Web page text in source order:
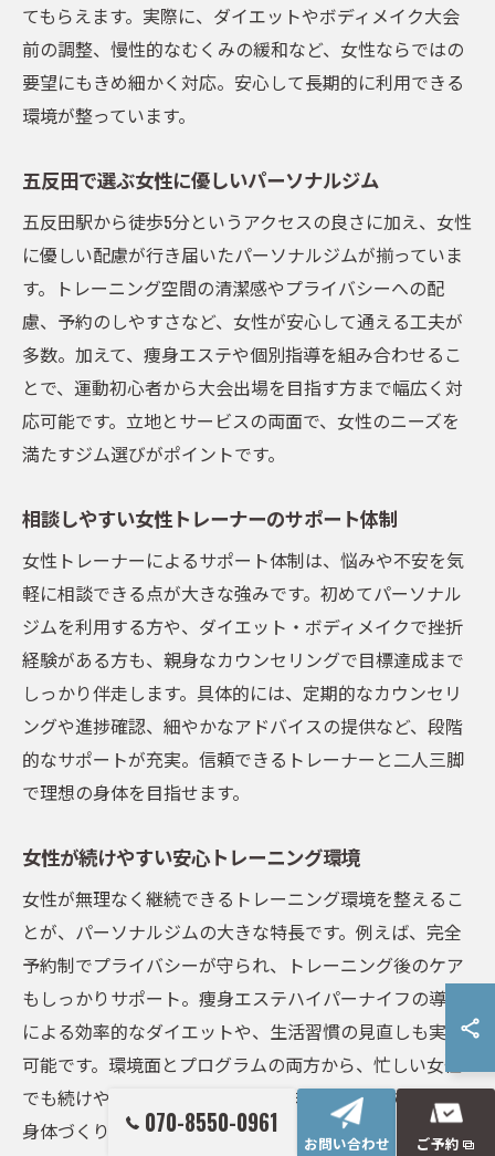
てもらえます。実際に、ダイエットやボディメイク大会
前の調整、慢性的なむくみの緩和など、女性ならではの
要望にもきめ細かく対応。安心して長期的に利用できる
環境が整っています。
五反田で選ぶ女性に優しいパーソナルジム
五反田駅から徒歩5分というアクセスの良さに加え、女性
に優しい配慮が行き届いたパーソナルジムが揃っていま
す。トレーニング空間の清潔感やプライバシーへの配
慮、予約のしやすさなど、女性が安心して通える工夫が
多数。加えて、痩身エステや個別指導を組み合わせるこ
とで、運動初心者から大会出場を目指す方まで幅広く対
応可能です。立地とサービスの両面で、女性のニーズを
満たすジム選びがポイントです。
相談しやすい女性トレーナーのサポート体制
女性トレーナーによるサポート体制は、悩みや不安を気
軽に相談できる点が大きな強みです。初めてパーソナル
ジムを利用する方や、ダイエット・ボディメイクで挫折
経験がある方も、親身なカウンセリングで目標達成まで
しっかり伴走します。具体的には、定期的なカウンセリ
ングや進捗確認、細やかなアドバイスの提供など、段階
的なサポートが充実。信頼できるトレーナーと二人三脚
で理想の身体を目指せます。
女性が続けやすい安心トレーニング環境
女性が無理なく継続できるトレーニング環境を整えるこ
とが、パーソナルジムの大きな特長です。例えば、完全
予約制でプライバシーが守られ、トレーニング後のケア
もしっかりサポート。痩身エステハイパーナイフの導入
による効率的なダイエットや、生活習慣の見直しも実現
可能です。環境面とプログラムの両方から、忙しい女性
でも続けやすい工夫が詰まっています。健康的で美しい
身体づくりを無理なく目指せます。
070-8550-0961
お問い合わせ ご予約